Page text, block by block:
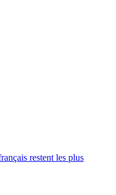
restent les plus